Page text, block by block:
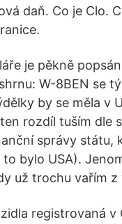
daň. Co je Clo.
je pěkně
W-8BEN se
by se měla v
rozdíl tuším dle
správy státu,
bylo USA).
už trochu vařím z
registrovaná v